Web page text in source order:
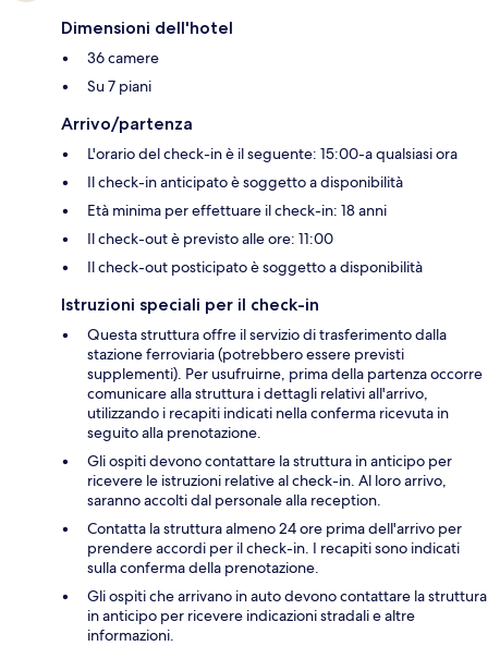
Dimensioni dell'hotel
36 camere
Su 7 piani
Arrivo/partenza
L'orario del check-in è il seguente: 15:00-a qualsiasi ora
Il check-in anticipato è soggetto a disponibilità
Età minima per effettuare il check-in: 18 anni
Il check-out è previsto alle ore: 11:00
Il check-out posticipato è soggetto a disponibilità
Istruzioni speciali per il check-in
Questa struttura offre il servizio di trasferimento dalla
stazione ferroviaria (potrebbero essere previsti
supplementi). Per usufruirne, prima della partenza occorre
comunicare alla struttura i dettagli relativi all'arrivo,
utilizzando i recapiti indicati nella conferma ricevuta in
seguito alla prenotazione.
Gli ospiti devono contattare la struttura in anticipo per
ricevere le istruzioni relative al check-in. Al loro arrivo,
saranno accolti dal personale alla reception.
Contatta la struttura almeno 24 ore prima dell'arrivo per
prendere accordi per il check-in. I recapiti sono indicati
sulla conferma della prenotazione.
Gli ospiti che arrivano in auto devono contattare la struttura
in anticipo per ricevere indicazioni stradali e altre
informazioni.